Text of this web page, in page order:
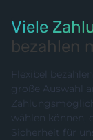
Viele
bezahlen
Flexibel
große Auswahl
Zahlungsmöglichkeiten, damit du
wählen können,
Sicherheit für uns